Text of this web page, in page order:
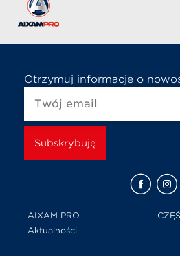
Otrzymuj informacje o
AIXAM PRO
Aktualności